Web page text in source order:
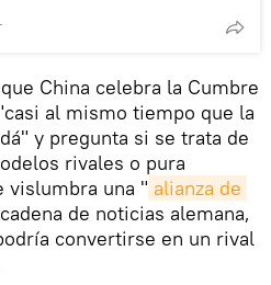
China celebra la Cumbre
al mismo tiempo que la
y pregunta si se trata de
rivales o pura
vislumbra una " alianza de
de noticias alemana,
convertirse en un rival